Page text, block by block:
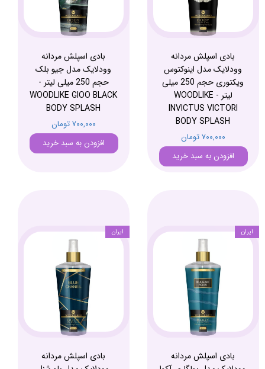
بادی اسپلش مردانه
وودلایک مدل اینوکتوس
ویکتوری حجم 250 میلی
لیتر - WOODLIKE
INVICTUS VICTORI
BODY SPLASH
۷۰۰,۰۰۰ تومان
افزودن به سبد خرید
بادی اسپلش مردانه
وودلایک مدل جیو بلک
حجم 250 میلی لیتر -
WOODLIKE GIOO BLACK
BODY SPLASH
۷۰۰,۰۰۰ تومان
افزودن به سبد خرید
بادی اسپلش مردانه
ایران
بادی اسپلش مردانه
ایران